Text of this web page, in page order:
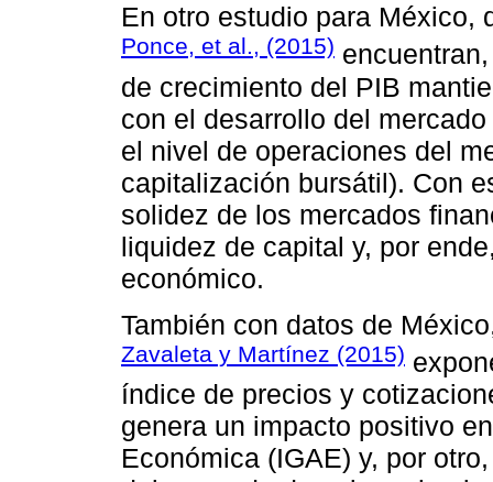
En otro estudio para México,
Ponce, et al., (2015)
de crecimiento del PIB
con el desarrollo del
el nivel de operaciones del
capitalización bursátil). Con
solidez de los mercados
liquidez de capital y, por
económico.
También con datos de
Zavaleta y Martínez (2015)
índice de precios y
genera un impacto positivo
Económica (IGAE) y, por